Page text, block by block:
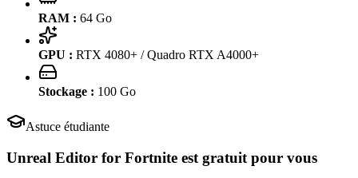
RAM : 64 Go
GPU : RTX 4080+ / Quadro RTX A4000+
Stockage : 100 Go
Astuce étudiante
Unreal Editor for Fortnite est gratuit pour vous